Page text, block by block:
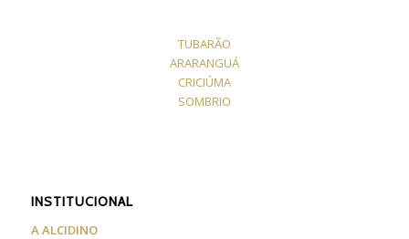
TUBARÃO
ARARANGUÁ
CRICIÚMA
SOMBRIO
INSTITUCIONAL
A ALCIDINO